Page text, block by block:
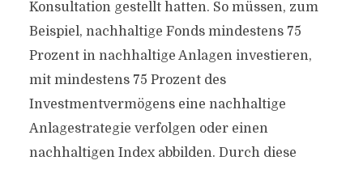
Konsultation gestellt hatten. So müssen, zum
Beispiel, nachhaltige Fonds mindestens 75
Prozent in nachhaltige Anlagen investieren,
mit mindestens 75 Prozent des
Investmentvermögens eine nachhaltige
Anlagestrategie verfolgen oder einen
nachhaltigen Index abbilden. Durch diese